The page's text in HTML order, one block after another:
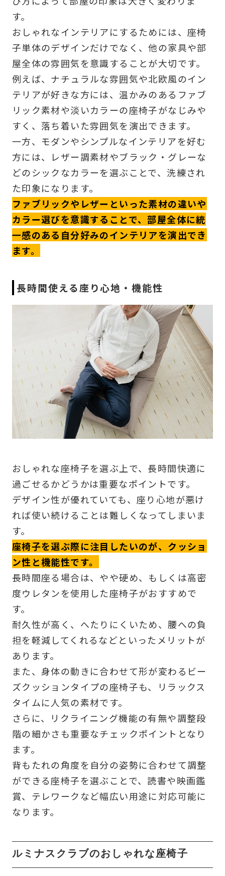
す。
おしゃれなインテリアにするためには、座椅
子単体のデザインだけでなく、他の家具や部
屋全体の雰囲気を意識することが大切です。
例えば、ナチュラルな雰囲気や北欧風のイン
テリアが好きな方には、温かみのあるファブ
リック素材や淡いカラーの座椅子がなじみや
すく、落ち着いた雰囲気を演出できます。
一方、モダンやシンプルなインテリアを好む
方には、レザー調素材やブラック・グレーな
どのシックなカラーを選ぶことで、洗練され
た印象になります。
ファブリックやレザーといった素材の違いや
カラー選びを意識することで、部屋全体に統
一感のある自分好みのインテリアを演出でき
ます。
長時間使える座り心地・機能性
おしゃれな座椅子を選ぶ上で、長時間快適に
過ごせるかどうかは重要なポイントです。
デザイン性が優れていても、座り心地が悪け
れば使い続けることは難しくなってしまいま
す。
座椅子を選ぶ際に注目したいのが、クッショ
ン性と機能性です。
長時間座る場合は、やや硬め、もしくは高密
度ウレタンを使用した座椅子がおすすめで
す。
耐久性が高く、へたりにくいため、腰への負
担を軽減してくれるなどといったメリットが
あります。
また、身体の動きに合わせて形が変わるビー
ズクッションタイプの座椅子も、リラックス
タイムに人気の素材です。
さらに、リクライニング機能の有無や調整段
階の細かさも重要なチェックポイントとなり
ます。
背もたれの角度を自分の姿勢に合わせて調整
ができる座椅子を選ぶことで、読書や映画鑑
賞、テレワークなど幅広い用途に対応可能に
なります。
ルミナスクラブのおしゃれな座椅子